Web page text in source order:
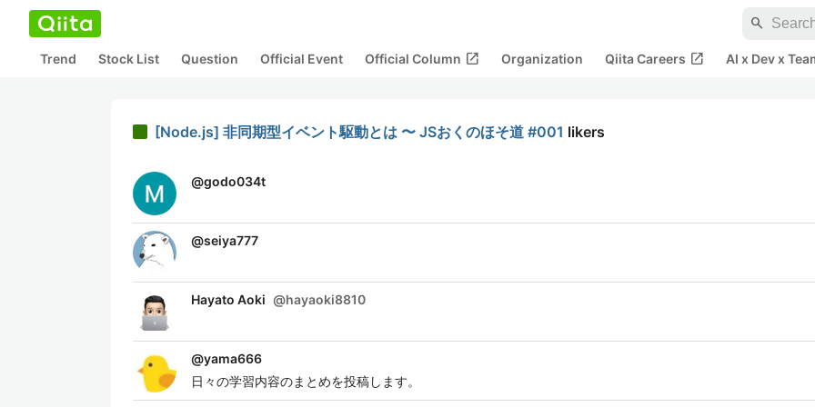
search
Trend Stock List Question Official Event Official Column open_in_new Organization Qiita Careers open_in_new AI x Dev x
[Node.js] 非同期型イベント駆動とは 〜 JSおくのほそ道 #001 likers
@godo034t
@seiya777
Hayato Aoki @hayaoki8810
@yama666
日々の学習内容のまとめを投稿します。